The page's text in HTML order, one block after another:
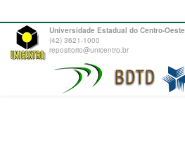
Universidade Estadual do Centro-Oeste
(42) 3621-1000
repositorio@unicentro.br